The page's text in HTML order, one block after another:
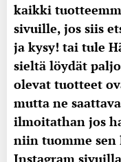
kaikki
sivuille, jos siis
ja kysy! tai tule
sieltä löydät
olevat tuotteet
mutta ne
ilmoitathan jos
niin tuomme sen
Instagram